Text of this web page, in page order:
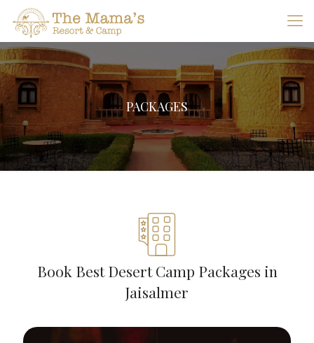
PACKAGES
Book Best Desert Camp Packages in
Jaisalmer